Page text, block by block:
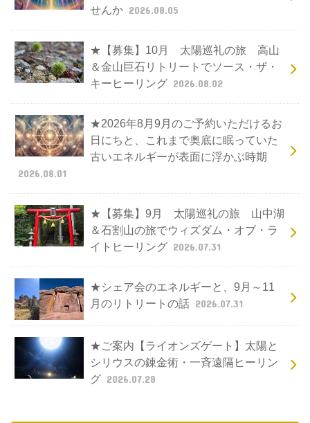
せんか 2026.08.05
★【募集】10月 太陽巡礼の旅 高山
＆金山巨石リトリートでソース・ザ・
キーヒーリング 2026.08.02
★2026年8月9月のご予約いただけるお
日にちと、これまで奥底に眠っていた
古いエネルギーが表面に浮かぶ時期
2026.08.01
★【募集】9月 太陽巡礼の旅 山中湖
＆石割山の旅でウィズダム・オブ・ラ
イトヒーリング 2026.07.31
★シェア会のエネルギーと、9月～11
月のリトリートの話 2026.07.31
★ご案内【ライオンズゲート】太陽と
シリウスの錬金術・一斉遠隔ヒーリン
グ 2026.07.28